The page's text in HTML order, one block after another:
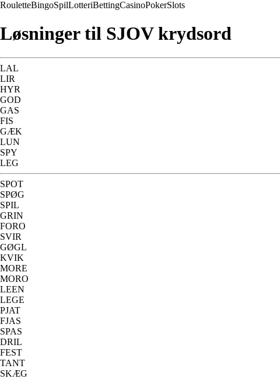
RouletteBingoSpilLotteriBettingCasinoPokerSlots
Løsninger til SJOV krydsord
LAL
LIR
HYR
GOD
GAS
FIS
GÆK
LUN
SPY
LEG
SPOT
SPØG
SPIL
GRIN
FORO
SVIR
GØGL
KVIK
MORE
MORO
LEEN
LEGE
PJAT
FJAS
SPAS
DRIL
FEST
TANT
SKÆG